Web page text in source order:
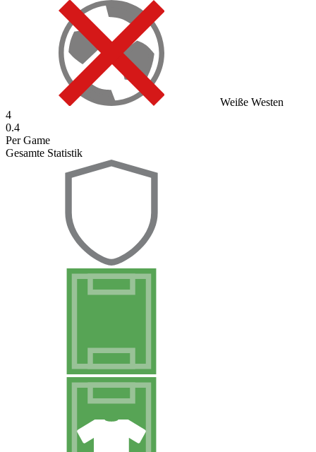
Weiße Westen
4
0.4
Per Game
Gesamte Statistik